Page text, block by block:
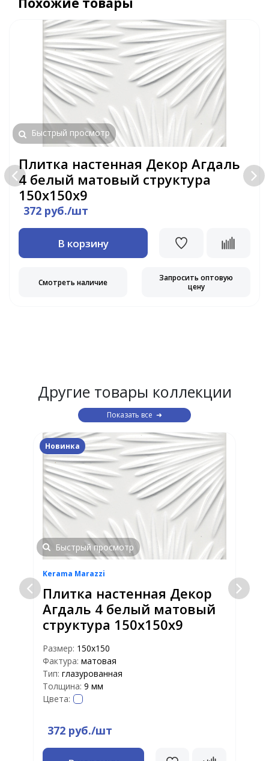
Быстрый просмотр
Плитка настенная Декор Агдаль
4 белый матовый структура
150x150x9
372 руб./шт
В корзину
Смотреть наличие
Запросить оптовую
цену
Другие товары коллекции
Показать все
Новинка
Быстрый просмотр
Kerama Marazzi
Плитка настенная Декор
Агдаль 4 белый матовый
структура 150x150x9
Размер: 150x150
Фактура: матовая
Тип: глазурованная
Толщина: 9 мм
Цвета:
372 руб./шт